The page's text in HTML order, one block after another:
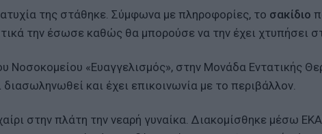
της στάθηκε. Σύμφωνα με πληροφορίες, το σακίδιο
την έσωσε καθώς θα μπορούσε να την έχει χτυπήσει
Νοσοκομείου «Ευαγγελισμός», στην Μονάδα Εντατικής
και έχει επικοινωνία με το περιβάλλον.
στην πλάτη την νεαρή γυναίκα. Διακομίσθηκε μέσω